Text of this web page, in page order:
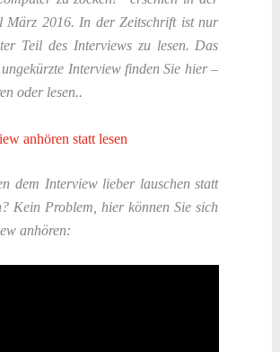
März 2016. In der Zeitschrift ist nur
Teil des Interviews zu lesen. Das
Interview finden Sie hier –
oder lesen..
anhören statt lesen
dem Interview lieber lauschen statt
Kein Problem, hier können Sie sich
anhören: